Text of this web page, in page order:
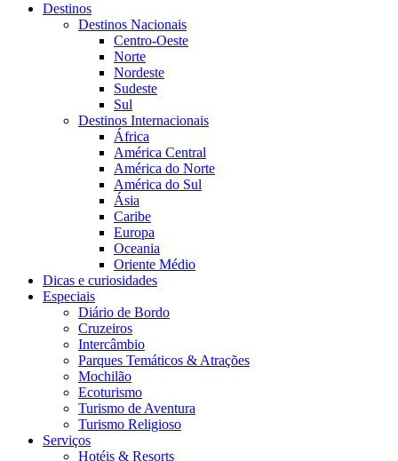
Destinos
Destinos Nacionais
Centro-Oeste
Norte
Nordeste
Sudeste
Sul
Destinos Internacionais
África
América Central
América do Norte
América do Sul
Ásia
Caribe
Europa
Oceania
Oriente Médio
Dicas e curiosidades
Especiais
Diário de Bordo
Cruzeiros
Intercâmbio
Parques Temáticos & Atrações
Mochilão
Ecoturismo
Turismo de Aventura
Turismo Religioso
Serviços
Hotéis & Resorts